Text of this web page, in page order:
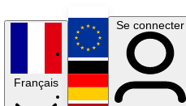
Français
English
Deutsch
Se connecter